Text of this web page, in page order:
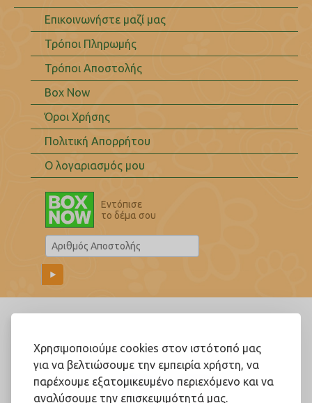
Χρησιμοποιούμε cookies στον ιστότοπό μας
για να βελτιώσουμε την εμπειρία χρήστη, να
παρέχουμε εξατομικευμένο περιεχόμενο και να
αναλύσουμε την επισκεψιμότητά μας.
Επικοινωνήστε μαζί μας
Τρόποι Πληρωμής
Τρόποι Αποστολής
Box Now
Όροι Χρήσης
Πολιτική Απορρήτου
Ο λογαριασμός μου
Εντόπισε
το δέμα σου
Ακολουθήστε μας!